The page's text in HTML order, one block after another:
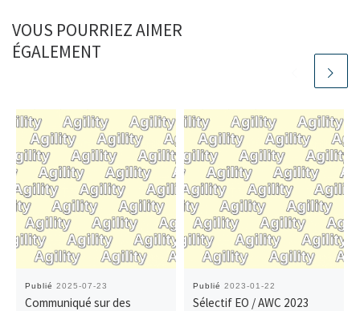
VOUS POURRIEZ AIMER
ÉGALEMENT
Publié 2025-07-23
Communiqué sur des
Publié 2023-01-22
Sélectif EO / AWC 2023